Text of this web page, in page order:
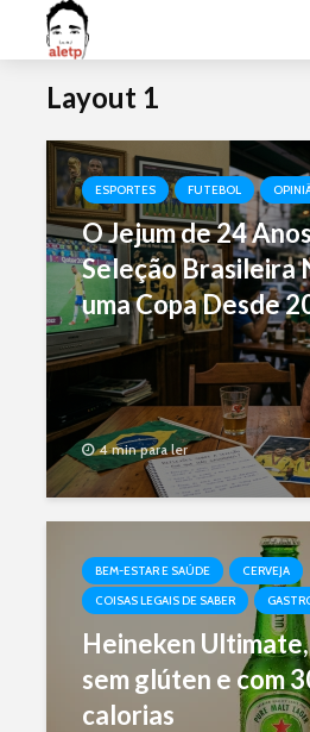
Layout 1
ESPORTES FUTEBOL
O Jejum de 24
Seleção Brasileira
uma Copa Desde
4 min para ler
BEM-ESTAR E SAÚDE
CERVEJA
COISAS LEGAIS DE SABER
Heineken
sem glúten e com
calorias